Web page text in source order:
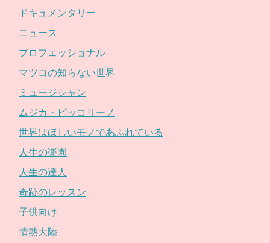
ドキュメンタリー
ニュース
プロフェッショナル
マツコの知らない世界
ミュージシャン
ムジカ・ピッコリーノ
世界はほしいモノであふれている
人生の楽園
人生の達人
奇跡のレッスン
子供向け
情熱大陸